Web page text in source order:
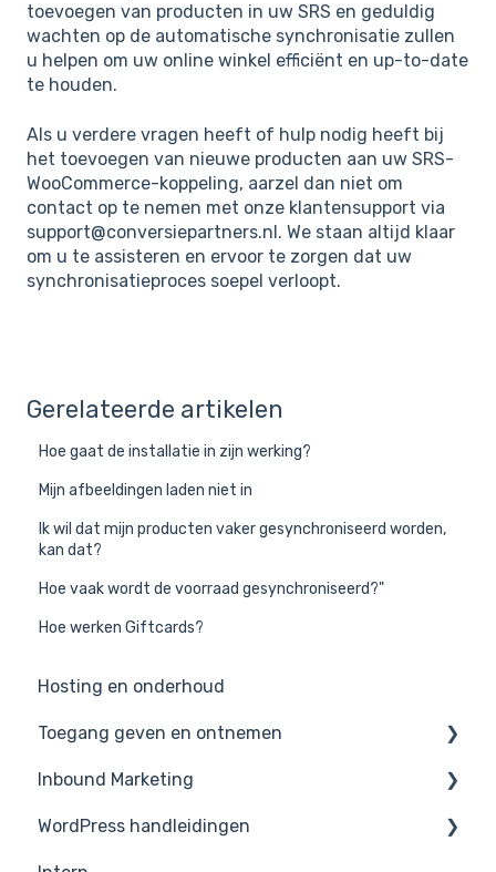
toevoegen van producten in uw SRS en geduldig
wachten op de automatische synchronisatie zullen
u helpen om uw online winkel efficiënt en up-to-date
te houden.
Als u verdere vragen heeft of hulp nodig heeft bij
het toevoegen van nieuwe producten aan uw SRS-
WooCommerce-koppeling, aarzel dan niet om
contact op te nemen met onze klantensupport via
support@conversiepartners.nl. We staan altijd klaar
om u te assisteren en ervoor te zorgen dat uw
synchronisatieproces soepel verloopt.
Gerelateerde artikelen
Hoe gaat de installatie in zijn werking?
Mijn afbeeldingen laden niet in
Ik wil dat mijn producten vaker gesynchroniseerd worden,
kan dat?
Hoe vaak wordt de voorraad gesynchroniseerd?"
Hoe werken Giftcards?
Hosting en onderhoud
Toegang geven en ontnemen
AVG / GDPR
Google
Inbound Marketing
Project Management
WordPress handleidingen